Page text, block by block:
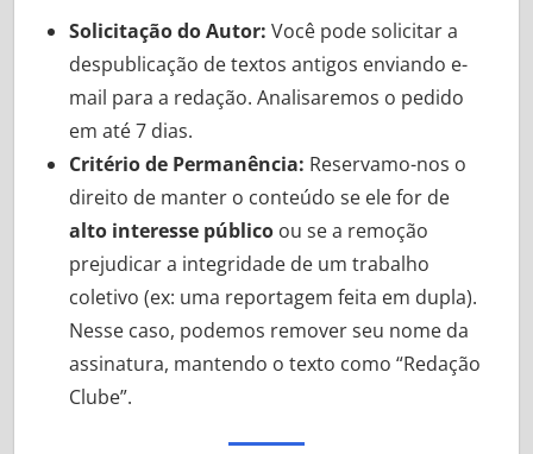
Solicitação do Autor: Você pode solicitar a
despublicação de textos antigos enviando e-
mail para a redação. Analisaremos o pedido
em até 7 dias.
Critério de Permanência: Reservamo-nos o
direito de manter o conteúdo se ele for de
alto interesse públicoou se a remoção
prejudicar a integridade de um trabalho
coletivo (ex: uma reportagem feita em dupla).
Nesse caso, podemos remover seu nome da
assinatura, mantendo o texto como “Redação
Clube”.